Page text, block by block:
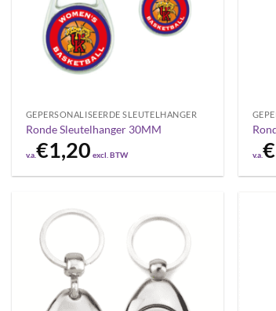
GEPERSONALISEERDE SLEUTELHANGER
Ronde Sleutelhanger 30MM
v.a.€1,20 excl. BTW v.a.€